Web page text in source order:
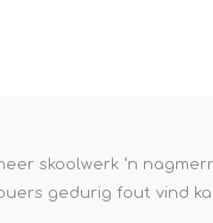
skoolwerk ‘n
gedurig fout vind